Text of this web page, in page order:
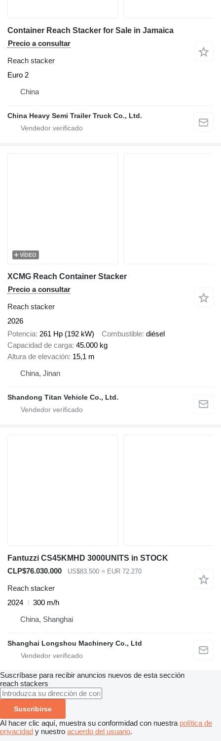
Container Reach Stacker for Sale in Jamaica
Precio a consultar
Reach stacker
Euro 2
China
China Heavy Semi Trailer Truck Co., Ltd.
VÍDEO
XCMG Reach Container Stacker
Precio a consultar
Reach stacker
2026
Potencia 261 Hp (192 kW) Combustible diésel
Capacidad de carga 45.000 kg
Altura de elevación 15,1 m
China, Jinan
Shandong Titan Vehicle Co., Ltd.
Fantuzzi CS45KMHD 3000UNITS in STOCK
CLP$76.030.000
US$83.500 ≈ EUR 72.270
Reach stacker
2024
300 m/h
China, Shanghai
Shanghai Longshou Machinery Co., Ltd
Suscríbase para recibir anuncios nuevos de esta sección
reach stackers
Suscribirse
Al hacer clic aquí, muestra su conformidad con nuestra política de
privacidad y nuestro acuerdo del usuario.